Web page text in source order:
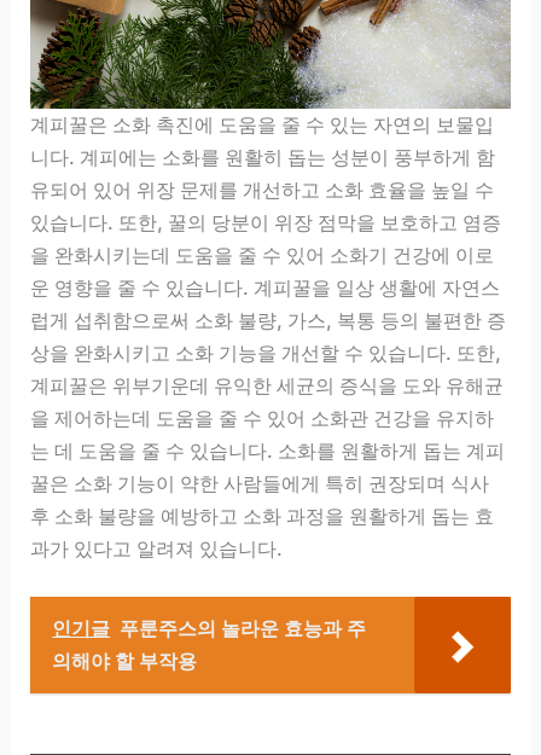
계피꿀은 소화 촉진에 도움을 줄 수 있는 자연의 보물입
니다. 계피에는 소화를 원활히 돕는 성분이 풍부하게 함
유되어 있어 위장 문제를 개선하고 소화 효율을 높일 수
있습니다. 또한, 꿀의 당분이 위장 점막을 보호하고 염증
을 완화시키는데 도움을 줄 수 있어 소화기 건강에 이로
운 영향을 줄 수 있습니다. 계피꿀을 일상 생활에 자연스
럽게 섭취함으로써 소화 불량, 가스, 복통 등의 불편한 증
상을 완화시키고 소화 기능을 개선할 수 있습니다. 또한,
계피꿀은 위부기운데 유익한 세균의 증식을 도와 유해균
을 제어하는데 도움을 줄 수 있어 소화관 건강을 유지하
는 데 도움을 줄 수 있습니다. 소화를 원활하게 돕는 계피
꿀은 소화 기능이 약한 사람들에게 특히 권장되며 식사
후 소화 불량을 예방하고 소화 과정을 원활하게 돕는 효
과가 있다고 알려져 있습니다.
인기글 푸룬주스의 놀라운 효능과 주
의해야 할 부작용